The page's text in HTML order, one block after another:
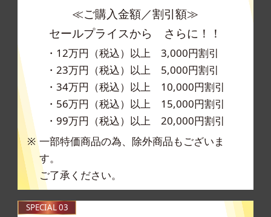
≪ご購入金額／割引額≫
セールプライスから さらに！！
・12万円（税込）以上 3,000円割引
・23万円（税込）以上 5,000円割引
・34万円（税込）以上 10,000円割引
・56万円（税込）以上 15,000円割引
・99万円（税込）以上 20,000円割引
一部特価商品の為、除外商品もございま
す。
ご了承ください。
SPECIAL 03